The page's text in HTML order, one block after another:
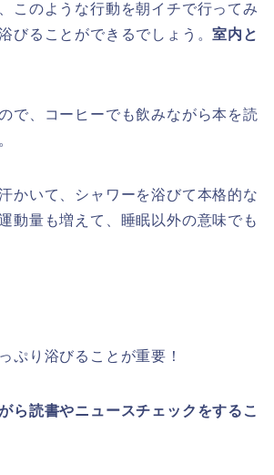
このような行動を朝イチで行ってみ
びることができるでしょう。室内と
で、コーヒーでも飲みながら本を読
かいて、シャワーを浴びて本格的な
動量も増えて、睡眠以外の意味でも
ぷり浴びることが重要！
ら読書やニュースチェックをするこ